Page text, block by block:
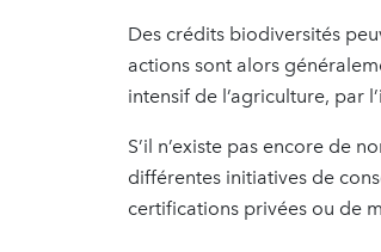
Des crédits biodiversités
actions sont alors
intensif de l’agriculture, par
S’il n’existe pas encore de
différentes initiatives de
certifications privées ou de